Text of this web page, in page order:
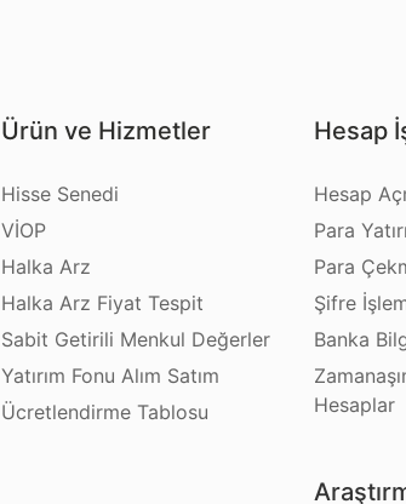
Ürün ve Hizmetler
Hisse Senedi
VİOP
Halka Arz
Halka Arz Fiyat Tespit
Sabit Getirili Menkul Değerler
Yatırım Fonu Alım Satım
Ücretlendirme Tablosu
Hesap
Hesap
Para
Para
Şifre
Banka
Hesaplar